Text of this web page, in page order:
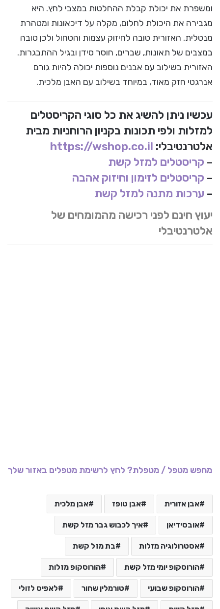
ומשפרת את יכולת קבלת ההחלטות במצבי לחץ. היא
מגבירה את היכולת לחלום, מקלה על דיכאונות ומטהרת
מנטלית. האזורית טובה לחיזוק עצמות והטחול ולכן טובה
במצבים של תאונות, שברים, חוסר סידן ובגיל ההתבגרות.
האזורית בשילוב עם אבנים נוספות יכולה להיות גורם
אנרגטי חזק מאוד, במיוחד בשילוב עם האבן מלכית.
עכשיו ניתן להשיג את כל סוגי הקריסטלים
למזלות ולפי תכונות בקניון הרוחניות מבית
אלטרנטיבלי: https://wshop.co.il
– קריסטלים למזל קשת
– קריסטלים לזימון וחיזוק אהבה
– ערכות מתנה למזל קשת
יעוץ חינם לפני רכישה מהמומחים של
אלטרנטיבלי
מחפש מטפל / מטפלת? לחץ לרשימת מטפלים באזור שלך
אבן אזורית אבן טופז אבן מלכית
אובסידיאן איך לכבוש גבר מזל קשת
אסטרולוגיה מזלות בת מזל קשת
הורוסקופ יומי מזל קשת הורוסקופ מזלות
הורוסקופ שבועי טורמלין שחור לאפיס לזולי